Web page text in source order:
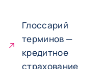
Глоссарий
терминов —
кредитное
страхование